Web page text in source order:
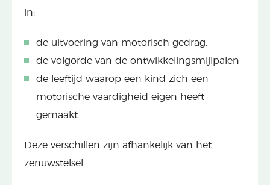
in:
de uitvoering van motorisch gedrag,
de volgorde van de ontwikkelingsmijlpalen
de leeftijd waarop een kind zich een
motorische vaardigheid eigen heeft
gemaakt.
Deze verschillen zijn afhankelijk van het
zenuwstelsel.